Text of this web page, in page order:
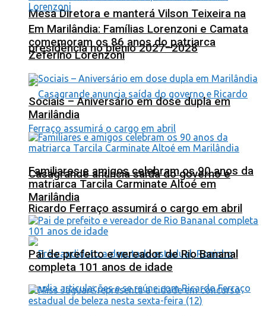
Mesa Diretora e manterá Vilson Teixeira na
presidência no biênio 2027–2028
Casagrande anuncia saída do governo e
Ricardo Ferraço assumirá o cargo em abril
Em Marilândia: Famílias Lorenzoni e Camata
comemoram os 86 anos do patriarca
Zeferino Lorenzoni
Sociais – Aniversário em dose dupla em
Marilândia
Familiares e amigos celebram os 90 anos da
matriarca Tarcila Carminate Altoé em
Marilândia
Pai de prefeito e vereador de Rio Bananal
completa 101 anos de idade